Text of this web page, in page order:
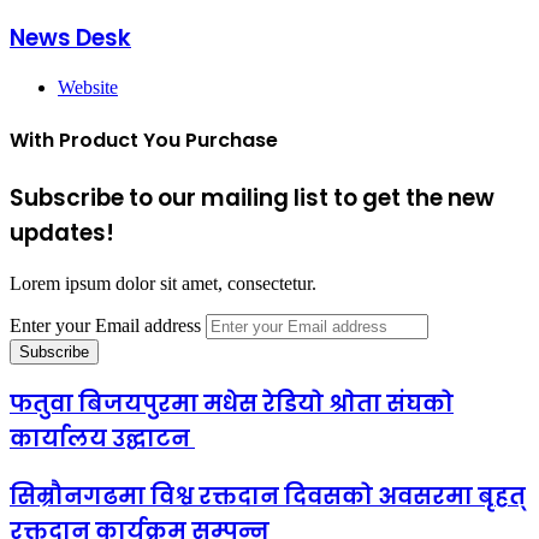
News Desk
Website
With Product You Purchase
Subscribe to our mailing list to get the new
updates!
Lorem ipsum dolor sit amet, consectetur.
Enter your Email address
फतुवा बिजयपुरमा मधेस रेडियो श्राेता संघको
कार्यालय उद्घाटन
सिम्रौनगढमा विश्व रक्तदान दिवसको अवसरमा बृहत्
रक्तदान कार्यक्रम सम्पन्न